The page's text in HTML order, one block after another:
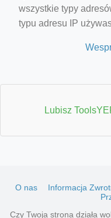
wszystkie typy
typu adresu IP
Lubisz
O nas Informacja
Czy Twoja strona działa